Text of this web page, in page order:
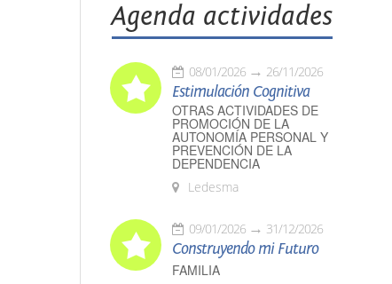
Agenda actividades
08/01/2026 26/11/2026
Estimulación Cognitiva
OTRAS ACTIVIDADES DE
PROMOCIÓN DE LA
AUTONOMÍA PERSONAL Y
PREVENCIÓN DE LA
DEPENDENCIA
Ledesma
09/01/2026 31/12/2026
Construyendo mi Futuro
FAMILIA